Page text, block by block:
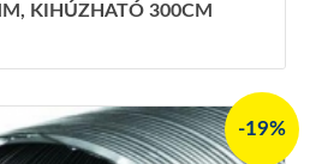
KIHÚZHATÓ 300CM
-19%